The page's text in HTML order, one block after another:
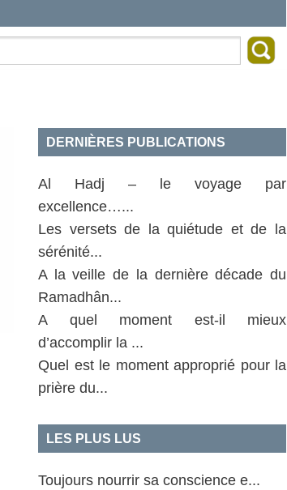
DERNIÈRES PUBLICATIONS
Al Hadj – le voyage par
excellence…...
Les versets de la quiétude et de la
sérénité...
A la veille de la dernière décade du
Ramadhân...
A quel moment est-il mieux
d’accomplir la ...
Quel est le moment approprié pour la
prière du...
LES PLUS LUS
Toujours nourrir sa conscience e...